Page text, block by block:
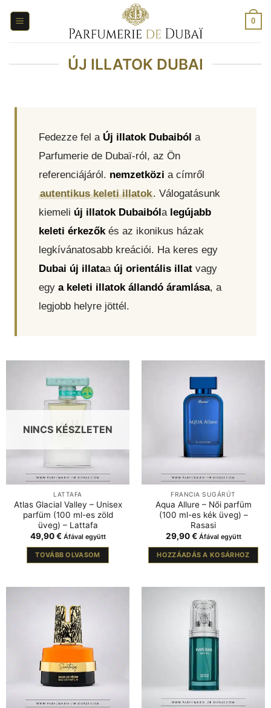
0
ÚJ ILLATOK DUBAI
Fedezze fel a Új illatok Dubaiból a
Parfumerie de Dubaï-ról, az Ön
referenciájáról. nemzetközi a címről
autentikus keleti illatok. Válogatásunk
kiemeli új illatok Dubaiból a legújabb
keleti érkezőkés az ikonikus házak
legkívánatosabb kreációi. Ha keres egy
Dubai új illataa új orientális illat vagy
egy a keleti illatok állandó áramlása, a
legjobb helyre jöttél.
NINCS KÉSZLETEN
LATTAFA
Atlas Glacial Valley – Unisex
parfüm (100 ml-es zöld
üveg) – Lattafa
49,90€ Áfával együtt
TOVÁBB OLVASOM
FRANCIA SUGÁRÚT
Aqua Allure – Női parfüm
(100 ml-es kék üveg) –
Rasasi
29,90€ Áfával együtt
HOZZÁADÁS A KOSÁRHOZ